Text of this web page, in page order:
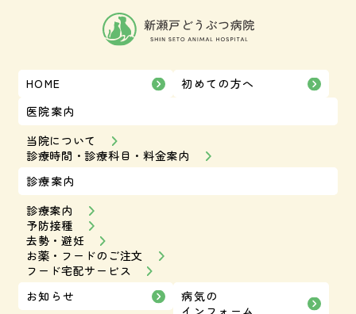
HOME
初めての方へ
医院案内
当院について
診療時間・診療科目・料金案内
診療案内
診療案内
予防接種
去勢・避妊
お薬・フードのご注文
フード宅配サービス
お知らせ
病気の